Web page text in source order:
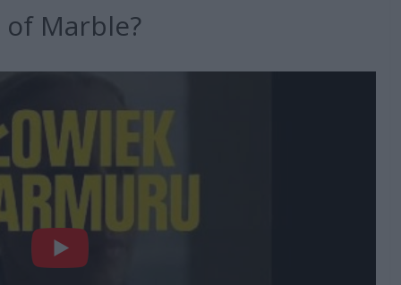
of Marble?